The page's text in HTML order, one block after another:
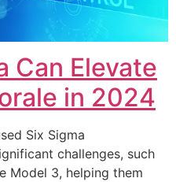
Can Elevate
in 2024
Six Sigma
challenges, such
Model 3, helping them